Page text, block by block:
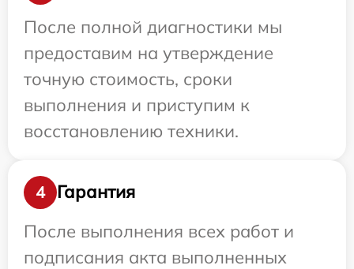
После полной диагностики мы
предоставим на утверждение
точную стоимость, сроки
выполнения и приступим к
восстановлению техники.
4
Гарантия
После выполнения всех работ и
подписания акта выполненных